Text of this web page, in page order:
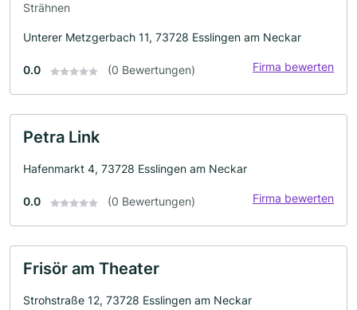
Strähnen
Unterer Metzgerbach 11, 73728 Esslingen am Neckar
0.0 (0 Bewertungen) Firma bewerten
Petra Link
Hafenmarkt 4, 73728 Esslingen am Neckar
0.0 (0 Bewertungen) Firma bewerten
Frisör am Theater
Strohstraße 12, 73728 Esslingen am Neckar